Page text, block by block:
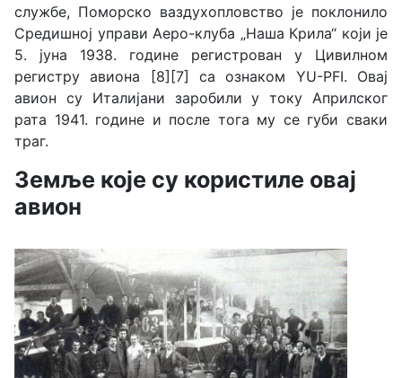
службе, Поморско ваздухопловство је поклонило
Средишној управи Аеро-клуба „Наша Крила“ који је
5. јуна 1938. године регистрован у Цивилном
регистру авиона [8][7] са ознаком YU-PFI. Овај
авион су Италијани заробили у току Априлског
рата 1941. године и после тога му се губи сваки
траг.
Земље које су користиле овај
авион